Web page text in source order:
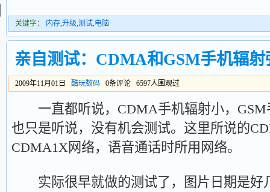
关键字： 内存,升级,测试,电脑
亲自测试：CDMA和GSM手机辐射
2009年11月01日 酷玩数码 0条评论 6597人围观过
一直都听说，CDMA手机辐射小，GSM
也只是听说，没有机会测试。这里所说的
CDMA1X网络，语音通话时所用网络。
实际很早就做的测试了，图片日期是好